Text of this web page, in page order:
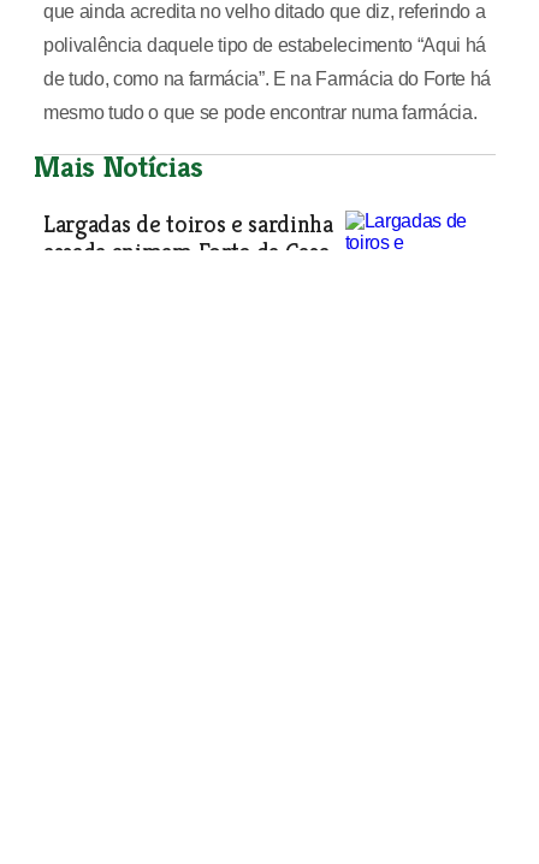
que ainda acredita no velho ditado que diz, referindo a
polivalência daquele tipo de estabelecimento “Aqui há
de tudo, como na farmácia”. E na Farmácia do Forte há
mesmo tudo o que se pode encontrar numa farmácia.
Mais Notícias
Largadas de toiros e sardinha
assada animam Forte da Casa